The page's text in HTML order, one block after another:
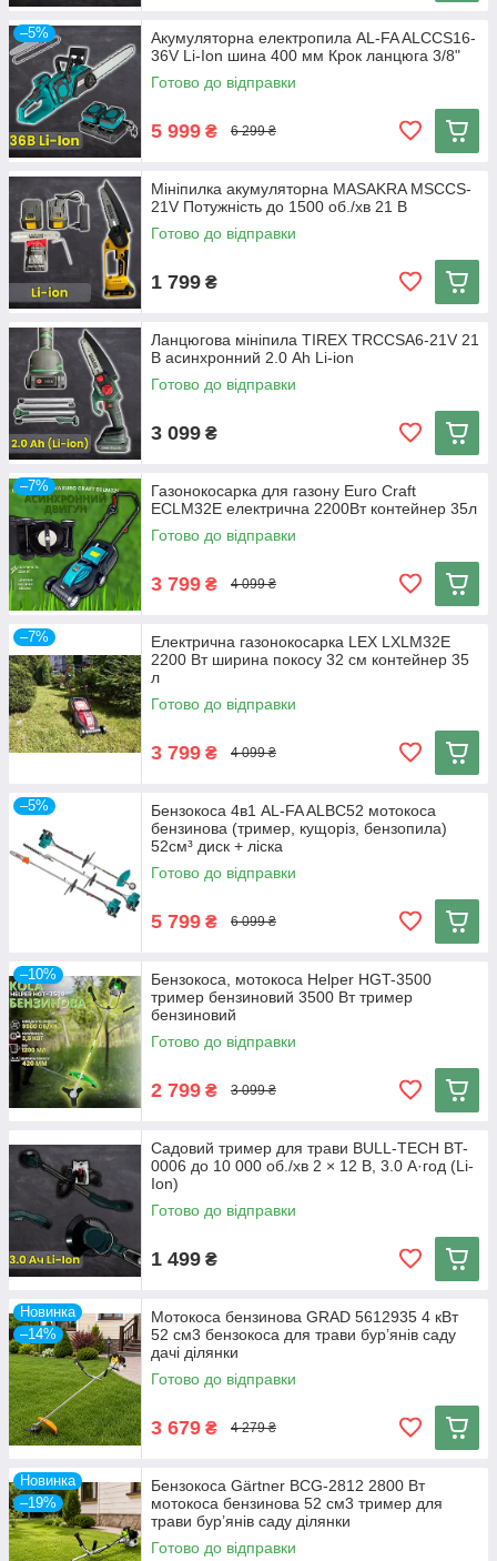
–5%
Акумуляторна електропила AL-FA ALCCS16-
36V Li-Ion шина 400 мм Крок ланцюга 3/8"
Готово до відправки
5 999 ₴ 6 299 ₴
Мініпилка акумуляторна MASAKRA MSCCS-
21V Потужність до 1500 об./хв 21 В
Готово до відправки
1 799 ₴
Ланцюгова мініпила TIREX TRCCSA6-21V 21
В асинхронний 2.0 Ah Li-ion
Готово до відправки
3 099 ₴
–7%
Газонокосарка для газону Euro Craft
ECLM32E електрична 2200Вт контейнер 35л
Готово до відправки
3 799 ₴ 4 099 ₴
–7%
Електрична газонокосарка LEX LXLM32E
2200 Вт ширина покосу 32 см контейнер 35
л
Готово до відправки
3 799 ₴ 4 099 ₴
–5%
Бензокоса 4в1 AL-FA ALBC52 мотокоса
бензинова (тример, кущоріз, бензопила)
52см³ диск + ліска
Готово до відправки
5 799 ₴ 6 099 ₴
–10%
Бензокоса, мотокоса Helper HGT-3500
тример бензиновий 3500 Вт тример
бензиновий
Готово до відправки
2 799 ₴ 3 099 ₴
Садовий тример для трави BULL-TECH BT-
0006 до 10 000 об./хв 2 × 12 В, 3.0 А·год (Li-
Ion)
Готово до відправки
1 499 ₴
Новинка
–14%
Мотокоса бензинова GRAD 5612935 4 кВт
52 см3 бензокоса для трави бур’янів саду
дачі ділянки
Готово до відправки
3 679 ₴ 4 279 ₴
Новинка
–19%
Бензокоса Gärtner BCG-2812 2800 Вт
мотокоса бензинова 52 см3 тример для
трави бур’янів саду ділянки
Готово до відправки